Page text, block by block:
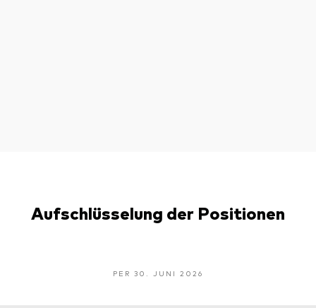
Aufschlüsselung der Positionen
PER 30. JUNI 2026